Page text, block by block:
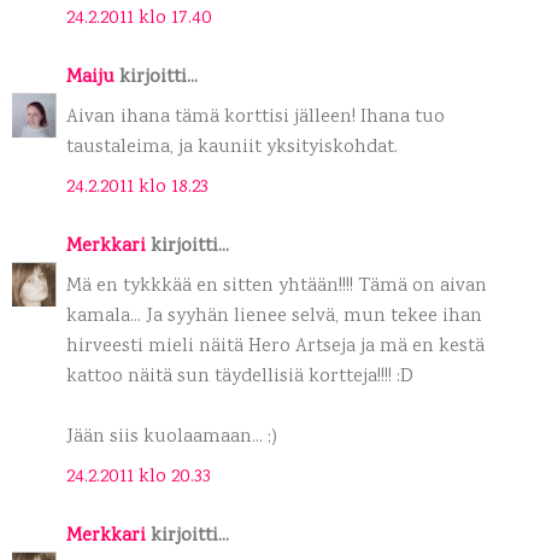
24.2.2011 klo 17.40
Maijukirjoitti...
Aivan ihana tämä korttisi jälleen! Ihana tuo
taustaleima, ja kauniit yksityiskohdat.
24.2.2011 klo 18.23
Merkkarikirjoitti...
Mä en tykkkää en sitten yhtään!!!! Tämä on aivan
kamala... Ja syyhän lienee selvä, mun tekee ihan
hirveesti mieli näitä Hero Artseja ja mä en kestä
kattoo näitä sun täydellisiä kortteja!!!! :D
Jään siis kuolaamaan... ;)
24.2.2011 klo 20.33
Merkkarikirjoitti...